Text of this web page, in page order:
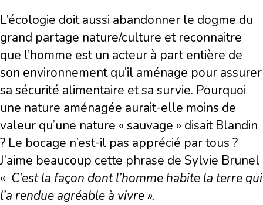
L’écologie doit aussi abandonner le dogme du
grand partage nature/culture et reconnaitre
que l’homme est un acteur à part entière de
son environnement qu’il aménage pour assurer
sa sécurité alimentaire et sa survie. Pourquoi
une nature aménagée aurait-elle moins de
valeur qu’une nature « sauvage » disait Blandin
? Le bocage n’est-il pas apprécié par tous ?
J’aime beaucoup cette phrase de Sylvie Brunel
« C’est la façon dont l’homme habite la terre qui
l’a rendue agréable à vivre ».